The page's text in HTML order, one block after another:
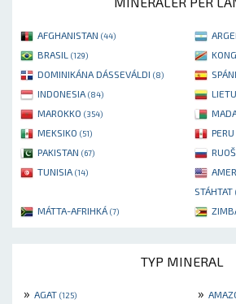
AFGHANISTAN (44)
BRASIL (129)
DOMINIKÁNA DÁSSEVÁLDI (8)
INDONESIA (84)
MAROKKO (354)
MEKSIKO (51) PERU
PAKISTAN (67)
TUNISIA (14)
STÁHTAT
MÁTTA-AFRIHKÁ (7)
TYP MINERAL
» AGAT (125) »